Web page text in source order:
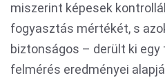
miszerint képesek
fogyasztás mértékét, s
biztonságos – derült ki
felmérés eredményei